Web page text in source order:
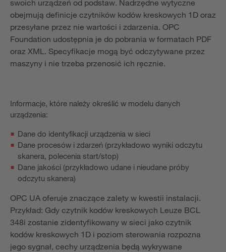
swoich urządzeń od podstaw. Nadrzędne wytyczne
obejmują definicje czytników kodów kreskowych 1D oraz
przesyłane przez nie wartości i zdarzenia. OPC
Foundation udostępnia je do pobrania w formatach PDF
oraz XML. Specyfikacje mogą być odczytywane przez
maszyny i nie trzeba przenosić ich ręcznie.
Informacje, które należy określić w modelu danych
urządzenia:
Dane do identyfikacji urządzenia w sieci
Dane procesów i zdarzeń (przykładowo wyniki odczytu
skanera, polecenia start/stop)
Dane jakości (przykładowo udane i nieudane próby
odczytu skanera)
OPC UA oferuje znaczące zalety w kwestii instalacji.
Przykład: Gdy czytnik kodów kreskowych Leuze BCL
348i zostanie zidentyfikowany w sieci jako czytnik
kodów kreskowych 1D i poziom sterowania rozpozna
jego sygnał, cechy urządzenia będą wykrywane